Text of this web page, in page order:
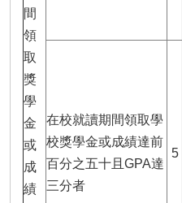
間
領
取
獎
學
金
或
成
績
在校就讀期間領取學
校獎學金或成績達前
百分之五十且GPA達
三分者
5